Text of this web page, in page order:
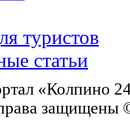
туристов
статьи
«Колпино
защищены